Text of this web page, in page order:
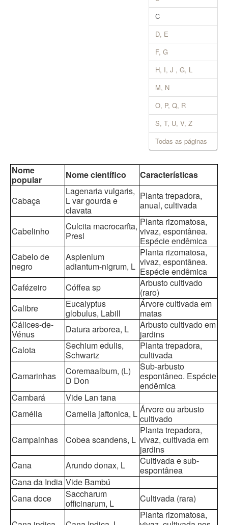
C
D, E
F, G
H, I, J , G, L
M, N
O, P, Q, R
S, T, U, V, Z
Todas as páginas
Nome
popular
Nome científico Características
Cabaça
Lagenaria vulgaris,
L var gourda e
clavata
Planta trepadora,
anual, cultivada
Cabelinho
Culcita macrocarfta,
Presl
Planta rizomatosa,
vivaz, espontânea.
Espécie endêmica
Cabelo de
negro
Asplenium
adiantum-nigrum, L
Planta rizomatosa,
vivaz, espontânea.
Espécie endêmica
Cafézeiro
Cóffea sp
Arbusto cultivado
(raro)
Calibre
Eucalyptus
globulus, Labill
Árvore cultivada em
matas
Cálices-de-
Vénus
Datura arborea, L
Arbusto cultivado em
jardins
Calota
Sechium edulis,
Schwartz
Planta trepadora,
cultivada
Camarinhas
Coremaalbum, (L)
D Don
Sub-arbusto
espontâneo. Espécie
endêmica
Cambará
Vide Lan tana
Camélia
Camelia jaftonica, L Árvore ou arbusto
cultivado
Campainhas
Cobea scandens, L
Planta trepadora,
vivaz, cultivada em
jardins
Cana
Arundo donax, L
Cultivada e sub-
espontânea
Cana da India Vide Bambú
Cana doce
Saccharum
officinarum, L
Cultivada (rara)
Planta rizomatosa,